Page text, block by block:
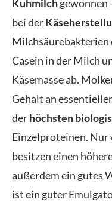
Kuhmilchgewonnen
bei der
Milchsäurebakterien
Casein in der Milch
Käsemasse ab.
Gehalt an
derhöchsten
Einzelproteinen.
besitzen einen
außerdem ein gutes
ist ein guter